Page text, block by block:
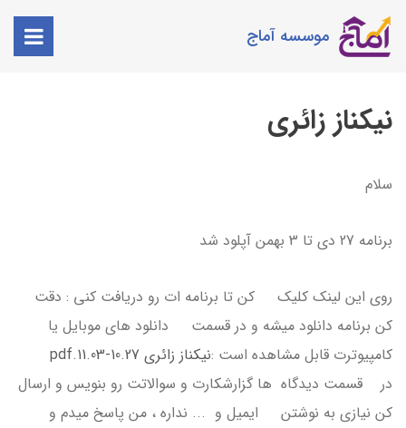
موسسه آماج
نیکناز زائری
سلام
برنامه 27 دی تا 3 بهمن آپلود شد
روی این لینک کلیک کن تا برنامه ات رو دریافت کنی : دقت
کن برنامه دانلود میشه و در قسمت دانلود های موبایل یا
کامپیوترت قابل مشاهده است :نیکناز زائری 10.27-11.03.pdf
در قسمت دیدگاه ها گزارشکارت و سوالاتت رو بنویس و ارسال
کن نیازی به نوشتن ایمیل و ... نداره ، من پاسخ میدم و